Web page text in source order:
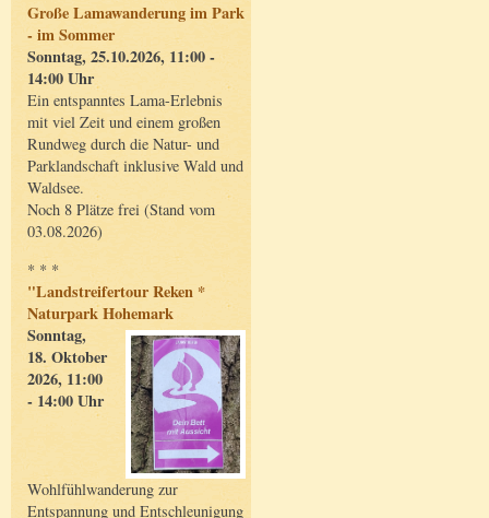
Große Lamawanderung im Park
- im Sommer
Sonntag, 25.10.2026, 11:00 -
14:00 Uhr
Ein entspanntes Lama-Erlebnis
mit viel Zeit und einem großen
Rundweg durch die Natur- und
Parklandschaft inklusive Wald und
Waldsee.
Noch 8 Plätze frei (Stand vom
03.08.2026)
* * *
"Landstreifertour Reken *
Naturpark Hohemark
Sonntag,
18. Oktober
2026, 11:00
- 14:00 Uhr
Wohlfühlwanderung zur
Entspannung und Entschleunigung